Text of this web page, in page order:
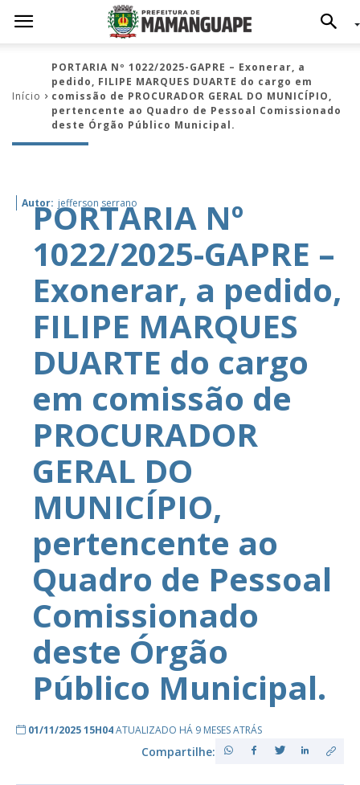
Início
PORTARIA Nº 1022/2025-GAPRE – Exonerar, a
pedido, FILIPE MARQUES DUARTE do cargo em
comissão de PROCURADOR GERAL DO MUNICÍPIO,
pertencente ao Quadro de Pessoal Comissionado
deste Órgão Público Municipal.
Autor: jefferson serrano
PORTARIA Nº
1022/2025-GAPRE –
Exonerar, a pedido,
FILIPE MARQUES
DUARTE do cargo
em comissão de
PROCURADOR
GERAL DO
MUNICÍPIO,
pertencente ao
Quadro de Pessoal
Comissionado
deste Órgão
Público Municipal.
01/11/2025 15H04ATUALIZADO HÁ 9 MESES ATRÁS
Compartilhe: